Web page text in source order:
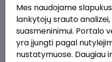
prieš 14 val.
Mes naudojame
lankytojų srauto
suasmeninimui. Portalo
yra įjungti pagal
nustatymuose. Daugiau